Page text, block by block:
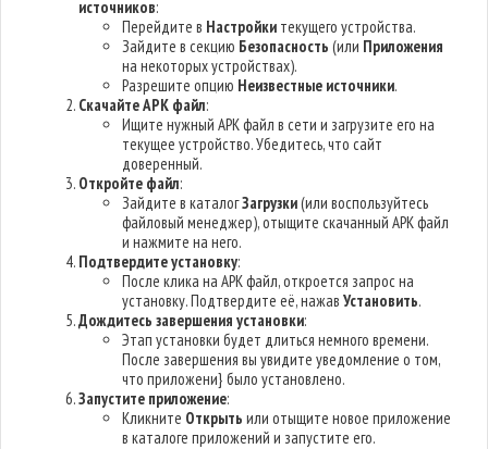
источников:
Перейдите в Настройки текущего устройства.
Зайдите в секцию Безопасность (или Приложения
на некоторых устройствах).
Разрешите опцию Неизвестные источники.
Скачайте APK файл:
Ищите нужный APK файл в сети и загрузите его на
текущее устройство. Убедитесь, что сайт
доверенный.
Откройте файл:
Зайдите в каталогЗагрузки(или воспользуйтесь
файловый менеджер), отыщите скачанный APK файл
и нажмите на него.
Подтвердите установку:
После клика на APK файл, откроется запрос на
установку. Подтвердите её, нажавУстановить.
Дождитесь завершения установки:
Этап установки будет длиться немного времени.
После завершения вы увидите уведомление о том,
что приложени} было установлено.
Запустите приложение:
Кликните Открыть или отыщите новое приложение
в каталоге приложений и запустите его.